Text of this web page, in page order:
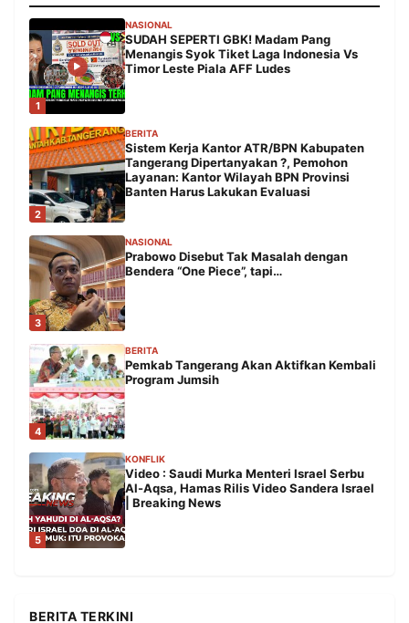
1
NASIONAL
SUDAH SEPERTI GBK! Madam Pang
Menangis Syok Tiket Laga Indonesia Vs
Timor Leste Piala AFF Ludes
2
BERITA
Sistem Kerja Kantor ATR/BPN Kabupaten
Tangerang Dipertanyakan ?, Pemohon
Layanan: Kantor Wilayah BPN Provinsi
Banten Harus Lakukan Evaluasi
3
NASIONAL
Prabowo Disebut Tak Masalah dengan
Bendera “One Piece”, tapi…
4
BERITA
Pemkab Tangerang Akan Aktifkan Kembali
Program Jumsih
5
KONFLIK
Video : Saudi Murka Menteri Israel Serbu
Al-Aqsa, Hamas Rilis Video Sandera Israel
| Breaking News
BERITA TERKINI